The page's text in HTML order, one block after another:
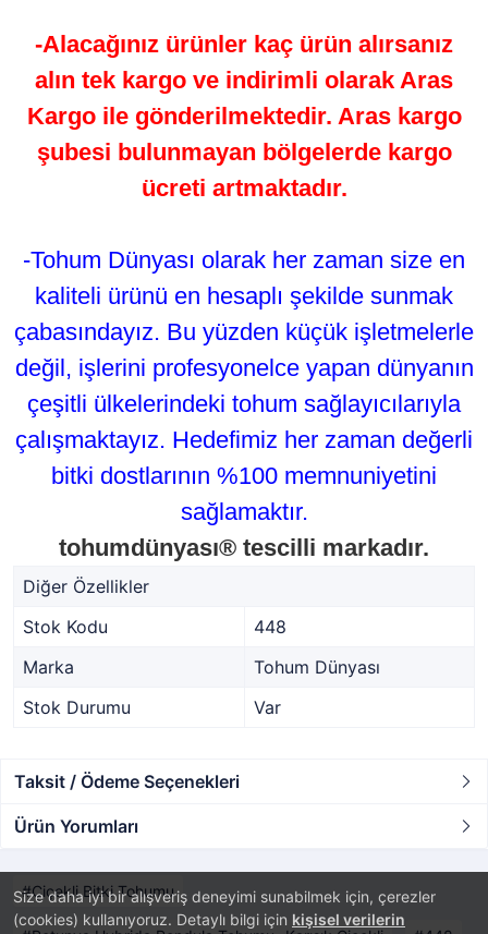
Size daha iyi bir alışveriş deneyimi sunabilmek için, çerezler
(cookies) kullanıyoruz. Detaylı bilgi için kişisel verilerin
-Alacağınız ürünler kaç ürün alırsanız
alın tek kargo ve indirimli olarak Aras
Kargo ile gönderilmektedir. Aras kargo
şubesi bulunmayan bölgelerde kargo
ücreti artmaktadır.
-Tohum Dünyası olarak her zaman size en
kaliteli ürünü en hesaplı şekilde sunmak
çabasındayız. Bu yüzden küçük işletmelerle
değil, işlerini profesyonelce yapan dünyanın
çeşitli ülkelerindeki tohum sağlayıcılarıyla
çalışmaktayız. Hedefimiz her zaman değerli
bitki dostlarının %100 memnuniyetini
sağlamaktır.
tohumdünyası® tescilli markadır.
Diğer Özellikler
Stok Kodu
448
Marka
Tohum Dünyası
Stok Durumu
Var
Taksit / Ödeme Seçenekleri
Ürün Yorumları
Çiçekli Bitki Tohumu